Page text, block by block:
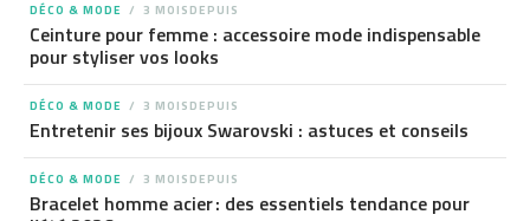
DÉCO & MODE 3 MOISDEPUIS
Ceinture pour femme : accessoire mode indispensable
pour styliser vos looks
DÉCO & MODE 3 MOISDEPUIS
Entretenir ses bijoux Swarovski : astuces et conseils
DÉCO & MODE 3 MOISDEPUIS
Bracelet homme acier : des essentiels tendance pour